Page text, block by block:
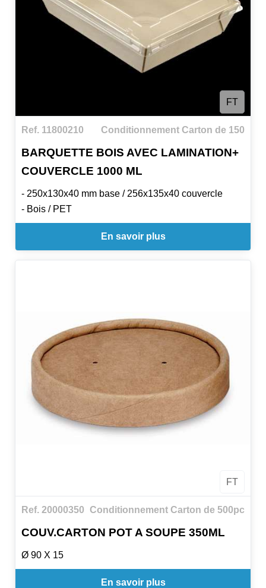
FT
Ref. 11800210 Conditionnement Carton de 150
BARQUETTE BOIS AVEC LAMINATION+
COUVERCLE 1000 ML
- 250x130x40 mm base / 256x135x40 couvercle
- Bois / PET
En savoir plus
FT
Ref. 20000350 Conditionnement Carton de 500pc
COUV.CARTON POT A SOUPE 350ML
Ø 90 X 15
En savoir plus